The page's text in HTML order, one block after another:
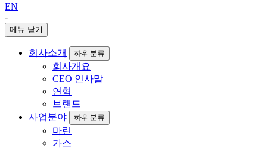
EN
-
메뉴 닫기
회사소개 하위분류
회사개요
CEO 인사말
연혁
브랜드
사업분야
하위분류
마린
가스